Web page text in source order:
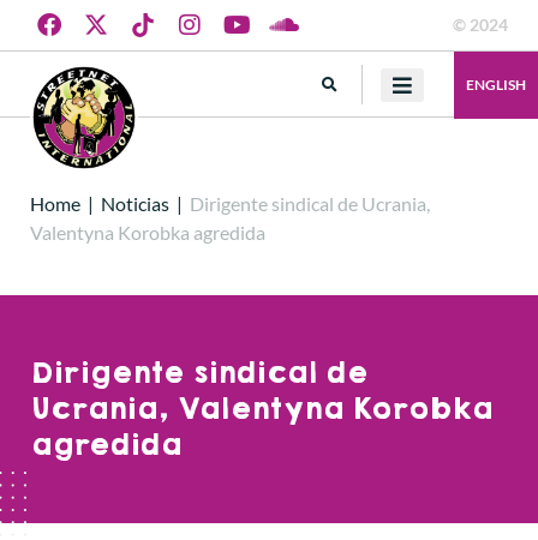
© 2024
ENGLISH
Home | Noticias | Dirigente sindical de Ucrania,
Valentyna Korobka agredida
Dirigente sindical de
Ucrania, Valentyna Korobka
agredida